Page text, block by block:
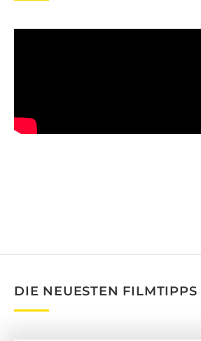
DIE NEUESTEN FILMTIPPS